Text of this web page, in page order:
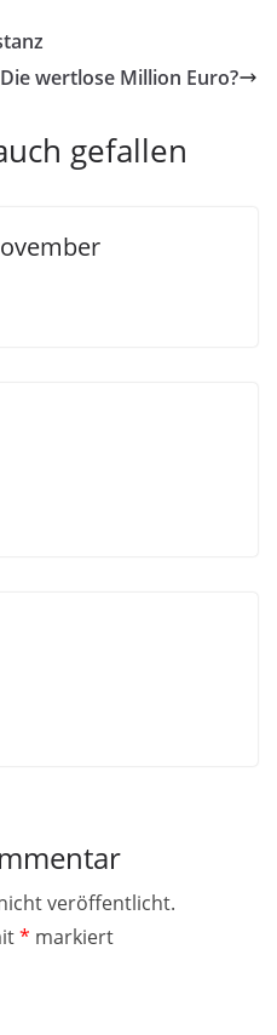
wertlose Million Euro?
gefallen
veröffentlicht.
* markiert